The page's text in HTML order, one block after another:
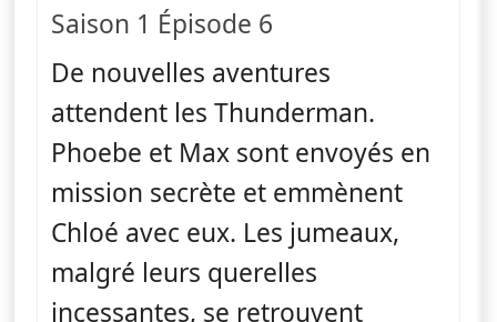
Saison 1 Épisode 6
De nouvelles aventures
attendent les Thunderman.
Phoebe et Max sont envoyés en
mission secrète et emmènent
Chloé avec eux. Les jumeaux,
malgré leurs querelles
incessantes, se retrouvent